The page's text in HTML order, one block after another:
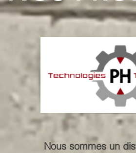
Nous sommes un